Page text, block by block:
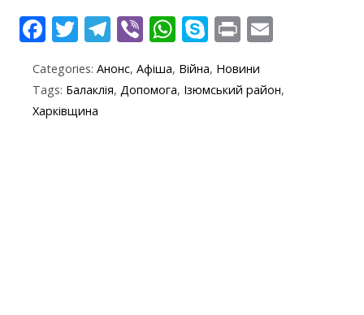
F
ac
e
b
T
w
itt
er
T
el
e
gr
Vi
b
er
W
h
at
s
S
k
y
p
Pr
in
t ai
l
Categories: Анонс, Афіша, Війна, Новини
Tags: Балаклія, Допомога, Ізюмський район,
Харківщина